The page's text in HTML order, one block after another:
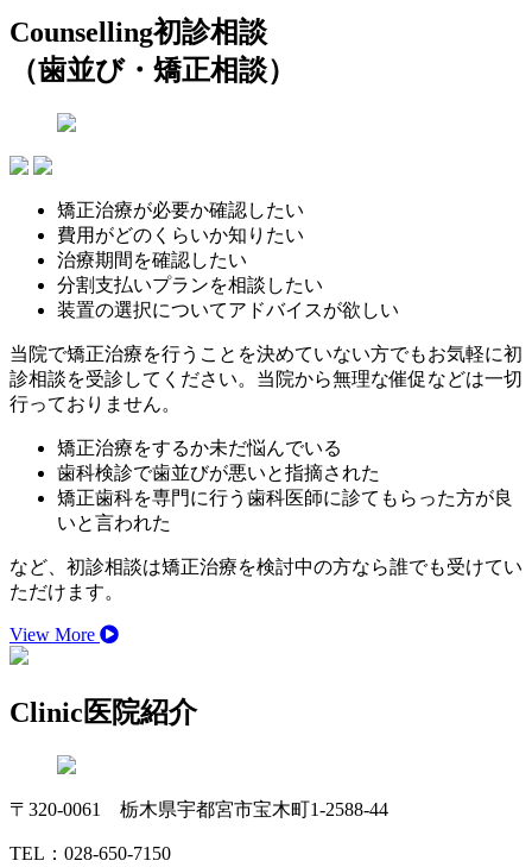
Counselling初診相談
（歯並び・矯正相談）
矯正治療が必要か確認したい
費用がどのくらいか知りたい
治療期間を確認したい
分割支払いプランを相談したい
装置の選択についてアドバイスが欲しい
当院で矯正治療を行うことを決めていない方でもお気軽に初
診相談を受診してください。当院から無理な催促などは一切
行っておりません。
矯正治療をするか未だ悩んでいる
歯科検診で歯並びが悪いと指摘された
矯正歯科を専門に行う歯科医師に診てもらった方が良
いと言われた
など、初診相談は矯正治療を検討中の方なら誰でも受けてい
ただけます。
View More
Clinic医院紹介
〒320-0061 栃木県宇都宮市宝木町1-2588-44
TEL：028-650-7150